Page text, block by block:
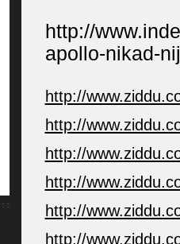
http://
apollo-nikad-
http://
http://
http://
http://
http://
http://